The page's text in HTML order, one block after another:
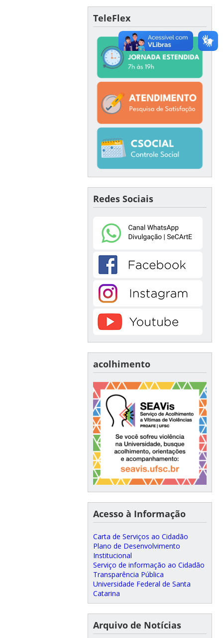
TeleFlex
Redes Sociais
acolhimento
Acesso à Informação
Carta de Serviços ao Cidadão
Plano de Desenvolvimento
Institucional
Serviço de informação ao Cidadão
Transparência Pública
Universidade Federal de Santa
Catarina
Arquivo de Notícias